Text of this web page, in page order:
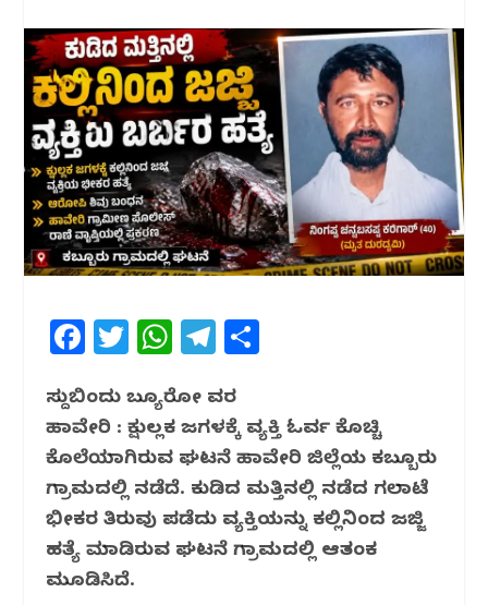
F
c
e
b
o
o
k
T
itt
e
r
W
at
s
A
p
p
T
e
g
ra
m
ar
e
ಸುದ್ದಿಬಿಂದು ಬ್ಯೂರೋ ವರದಿ
ಹಾವೇರಿ : ಕ್ಷುಲ್ಲಕ ಜಗಳಕ್ಕೆ ವ್ಯಕ್ತಿ ಓರ್ವ ಕೊಚ್ಚಿ
ಕೊಲೆಯಾಗಿರುವ ಘಟನೆ ಹಾವೇರಿ ಜಿಲ್ಲೆಯ ಕಬ್ಬೂರು
ಗ್ರಾಮದಲ್ಲಿ ನಡೆದಿದೆ. ಕುಡಿದ ಮತ್ತಿನಲ್ಲಿ ನಡೆದ ಗಲಾಟೆ
ಭೀಕರ ತಿರುವು ಪಡೆದು ವ್ಯಕ್ತಿಯನ್ನು ಕಲ್ಲಿನಿಂದ ಜಜ್ಜಿ
ಹತ್ಯೆ ಮಾಡಿರುವ ಘಟನೆ ಗ್ರಾಮದಲ್ಲಿ ಆತಂಕ
ಮೂಡಿಸಿದೆ.